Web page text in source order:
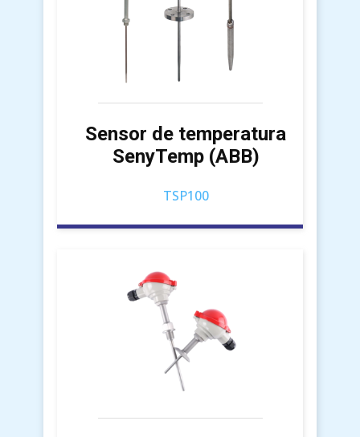
Sensor de temperatura
SenyTemp (ABB)
TSP100